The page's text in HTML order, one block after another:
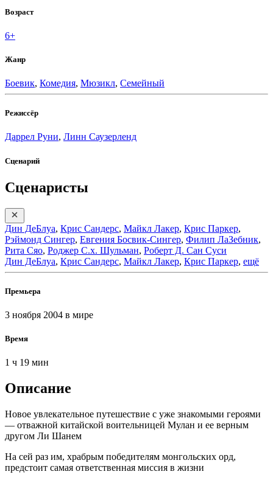
Возраст
6+
Жанр
Боевик, Комедия, Мюзикл, Семейный
Режиссёр
Даррел Руни, Линн Саузерленд
Сценарий
Сценаристы
Дин ДеБлуа, Крис Сандерс, Майкл Лакер, Крис Паркер,
Рэймонд Сингер, Евгения Босвик-Сингер, Филип ЛаЗебник,
Рита Сяо, Роджер С.х. Шульман, Роберт Д. Сан Суси
Дин ДеБлуа, Крис Сандерс, Майкл Лакер, Крис Паркер, ещё
Премьера
3 ноября 2004 в мире
Время
1 ч 19 мин
Описание
Новое увлекательное путешествие с уже знакомыми героями
— отважной китайской воительницей Мулан и ее верным
другом Ли Шанем
На сей раз им, храбрым победителям монгольских орд,
предстоит самая ответственная миссия в жизни